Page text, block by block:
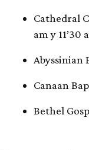
Cathedral
am y 11’30
Abyssinian
Canaan
Bethel